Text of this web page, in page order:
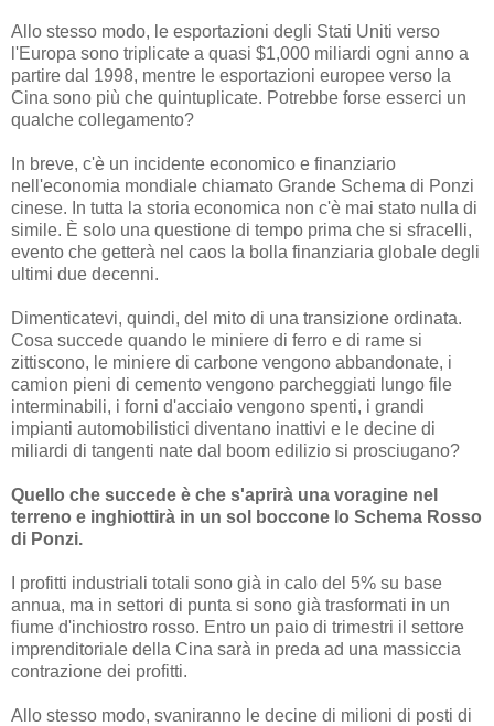
Allo stesso modo, le esportazioni degli Stati Uniti verso
l'Europa sono triplicate a quasi $1,000 miliardi ogni anno a
partire dal 1998, mentre le esportazioni europee verso la
Cina sono più che quintuplicate. Potrebbe forse esserci un
qualche collegamento?
In breve, c'è un incidente economico e finanziario
nell'economia mondiale chiamato Grande Schema di Ponzi
cinese. In tutta la storia economica non c'è mai stato nulla di
simile. È solo una questione di tempo prima che si sfracelli,
evento che getterà nel caos la bolla finanziaria globale degli
ultimi due decenni.
Dimenticatevi, quindi, del mito di una transizione ordinata.
Cosa succede quando le miniere di ferro e di rame si
zittiscono, le miniere di carbone vengono abbandonate, i
camion pieni di cemento vengono parcheggiati lungo file
interminabili, i forni d'acciaio vengono spenti, i grandi
impianti automobilistici diventano inattivi e le decine di
miliardi di tangenti nate dal boom edilizio si prosciugano?
Quello che succede è che s'aprirà una voragine nel
terreno e inghiottirà in un sol boccone lo Schema Rosso
di Ponzi.
I profitti industriali totali sono già in calo del 5% su base
annua, ma in settori di punta si sono già trasformati in un
fiume d'inchiostro rosso. Entro un paio di trimestri il settore
imprenditoriale della Cina sarà in preda ad una massiccia
contrazione dei profitti.
Allo stesso modo, svaniranno le decine di milioni di posti di